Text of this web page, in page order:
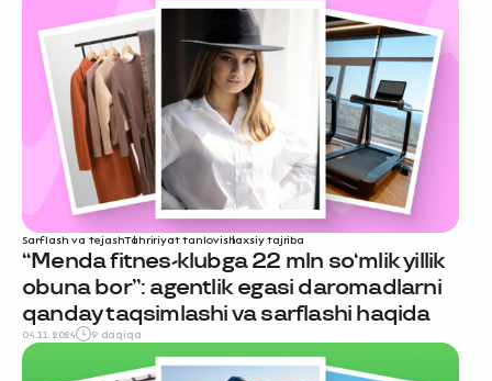
Sarflash va tejashTahririyat tanlovishaxsiy tajriba
“Menda fitnes-klubga 22 mln so‘mlik yillik
obuna bor”: agentlik egasi daromadlarni
qanday taqsimlashi va sarflashi haqida
04.11.2024 9 daqiqa